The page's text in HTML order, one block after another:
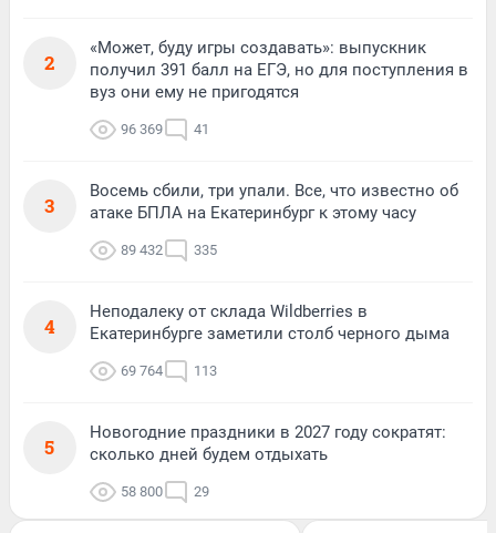
2
«Может, буду игры создавать»: выпускник
получил 391 балл на ЕГЭ, но для поступления в
вуз они ему не пригодятся
96 369 41
3
Восемь сбили, три упали. Все, что известно об
атаке БПЛА на Екатеринбург к этому часу
89 432 335
4
Неподалеку от склада Wildberries в
Екатеринбурге заметили столб черного дыма
69 764 113
5
Новогодние праздники в 2027 году сократят:
сколько дней будем отдыхать
58 800 29